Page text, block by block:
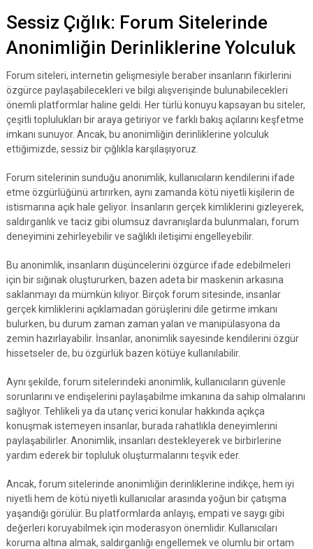
Sessiz Çığlık: Forum Sitelerinde
Anonimliğin Derinliklerine Yolculuk
Forum siteleri, internetin gelişmesiyle beraber insanların fikirlerini
özgürce paylaşabilecekleri ve bilgi alışverişinde bulunabilecekleri
önemli platformlar haline geldi. Her türlü konuyu kapsayan bu siteler,
çeşitli toplulukları bir araya getiriyor ve farklı bakış açılarını keşfetme
imkanı sunuyor. Ancak, bu anonimliğin derinliklerine yolculuk
ettiğimizde, sessiz bir çığlıkla karşılaşıyoruz.
Forum sitelerinin sunduğu anonimlik, kullanıcıların kendilerini ifade
etme özgürlüğünü artırırken, aynı zamanda kötü niyetli kişilerin de
istismarına açık hale geliyor. İnsanların gerçek kimliklerini gizleyerek,
saldırganlık ve taciz gibi olumsuz davranışlarda bulunmaları, forum
deneyimini zehirleyebilir ve sağlıklı iletişimi engelleyebilir.
Bu anonimlik, insanların düşüncelerini özgürce ifade edebilmeleri
için bir sığınak oluştururken, bazen adeta bir maskenin arkasına
saklanmayı da mümkün kılıyor. Birçok forum sitesinde, insanlar
gerçek kimliklerini açıklamadan görüşlerini dile getirme imkanı
bulurken, bu durum zaman zaman yalan ve manipülasyona da
zemin hazırlayabilir. İnsanlar, anonimlik sayesinde kendilerini özgür
hissetseler de, bu özgürlük bazen kötüye kullanılabilir.
Aynı şekilde, forum sitelerindeki anonimlik, kullanıcıların güvenle
sorunlarını ve endişelerini paylaşabilme imkanına da sahip olmalarını
sağlıyor. Tehlikeli ya da utanç verici konular hakkında açıkça
konuşmak istemeyen insanlar, burada rahatlıkla deneyimlerini
paylaşabilirler. Anonimlik, insanları destekleyerek ve birbirlerine
yardım ederek bir topluluk oluşturmalarını teşvik eder.
Ancak, forum sitelerinde anonimliğin derinliklerine indikçe, hem iyi
niyetli hem de kötü niyetli kullanıcılar arasında yoğun bir çatışma
yaşandığı görülür. Bu platformlarda anlayış, empati ve saygı gibi
değerleri koruyabilmek için moderasyon önemlidir. Kullanıcıları
koruma altına almak, saldırganlığı engellemek ve olumlu bir ortam